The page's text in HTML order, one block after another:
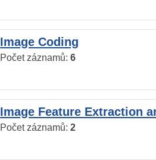
Image Coding
Počet záznamů: 6
Image Feature Extraction
Počet záznamů: 2